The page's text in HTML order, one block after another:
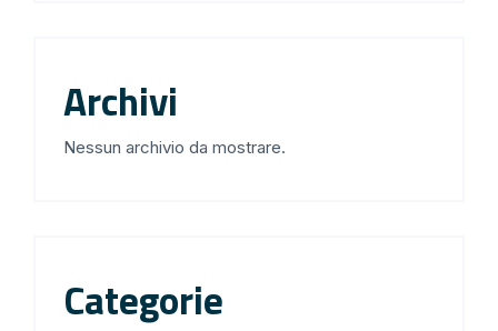
Archivi
Nessun archivio da mostrare.
Categorie